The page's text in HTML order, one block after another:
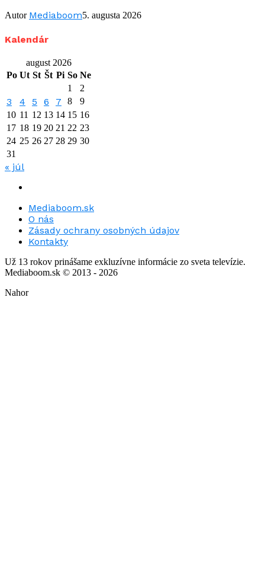
Autor Mediaboom5. augusta 2026
Kalendár
august 2026
Po Ut St Št Pi So Ne
1
2
3 4 5 6 7 8
9
10 11 12 13 14 15 16
17 18 19 20 21 22 23
24 25 26 27 28 29 30
31
« júl
Mediaboom.sk
O nás
Zásady ochrany osobných údajov
Kontakty
Už 13 rokov prinášame exkluzívne informácie zo sveta televízie.
Mediaboom.sk © 2013 - 2026
Nahor